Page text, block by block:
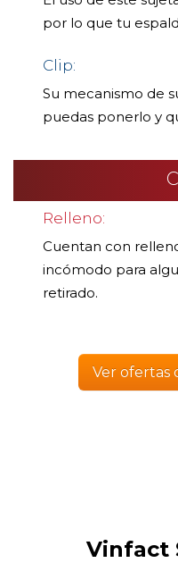
por lo que tu
Clip:
Su mecanismo de
puedas ponerlo y
Relleno:
Cuentan con
incómodo para
retirado.
Ver ofertas
Vinfact